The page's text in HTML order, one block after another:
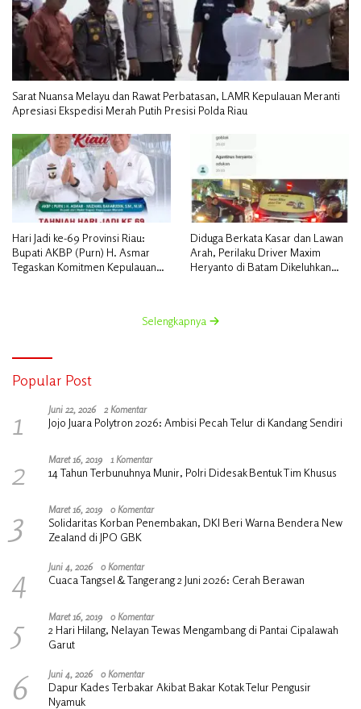
Sarat Nuansa Melayu dan Rawat Perbatasan, LAMR Kepulauan Meranti
Apresiasi Ekspedisi Merah Putih Presisi Polda Riau
Hari Jadi ke-69 Provinsi Riau:
Bupati AKBP (Purn) H. Asmar
Tegaskan Komitmen Kepulauan
Diduga Berkata Kasar dan Lawan
Arah, Perilaku Driver Maxim
Heryanto di Batam Dikeluhkan
Selengkapnya
Popular Post
1 Juni 22, 2026 2 Komentar
Jojo Juara Polytron 2026: Ambisi Pecah Telur di Kandang Sendiri
2 Maret 16, 2019 1 Komentar
14 Tahun Terbunuhnya Munir, Polri Didesak Bentuk Tim Khusus
3 Maret 16, 2019 0 Komentar
Solidaritas Korban Penembakan, DKI Beri Warna Bendera New
Zealand di JPO GBK
4 Juni 4, 2026 0 Komentar
Cuaca Tangsel & Tangerang 2 Juni 2026: Cerah Berawan
5 Maret 16, 2019 0 Komentar
2 Hari Hilang, Nelayan Tewas Mengambang di Pantai Cipalawah
Garut
6 Juni 4, 2026 0 Komentar
Dapur Kades Terbakar Akibat Bakar Kotak Telur Pengusir
Nyamuk